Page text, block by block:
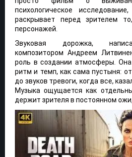
психологическое
раскрывает перед зрителем
персонажей.
Звуковая дорожка,
композитором Андреем
роль в создании атмосферы.
ритм и темп, как сама пустыня:
до звуков тревоги, когда все,
Музыка ощущается как
держит зрителя в постоянном